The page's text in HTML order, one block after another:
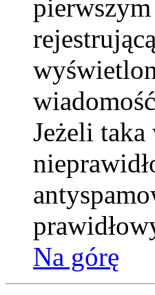
Jeżeli taka
Na górę